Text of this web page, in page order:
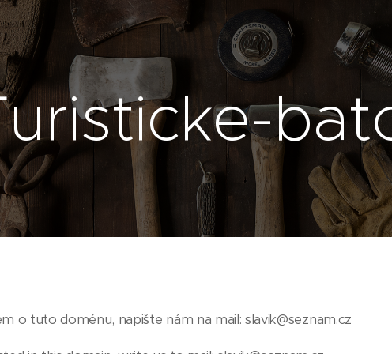
o tuto doménu, napište nám na mail: slavik@seznam.cz